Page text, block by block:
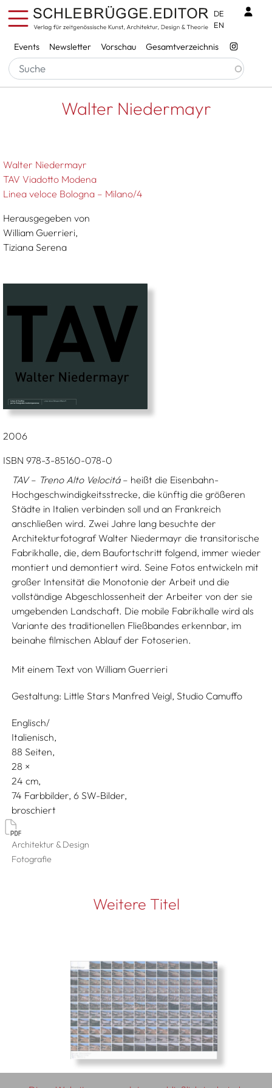
Direkt zum Inhalt
Services
Events Newsletter Vorschau Gesamtverzeichnis
DE
EN
Pfadnavigation
Startseite Walter Niedermayr
Walter Niedermayr
Walter Niedermayr
TAV Viadotto Modena
Linea veloce Bologna – Milano/4
Herausgegeben von
William Guerrieri,
Tiziana Serena
2006
ISBN 978-3-85160-078-0
TAV– Treno Alto Velocitá– heißt die Eisenbahn-
Hochgeschwindigkeitsstrecke, die künftig die größeren
Städte in Italien verbinden soll und an Frankreich
anschließen wird. Zwei Jahre lang besuchte der
Architekturfotograf Walter Niedermayr die transitorische
Fabrikhalle, die, dem Baufortschritt folgend, immer wieder
montiert und demontiert wird. Seine Fotos entwickeln mit
großer Intensität die Monotonie der Arbeit und die
vollständige Abgeschlossenheit der Arbeiter von der sie
umgebenden Landschaft. Die mobile Fabrikhalle wird als
Variante des traditionellen Fließbandes erkennbar, im
beinahe filmischen Ablauf der Fotoserien.
Mit einem Text von William Guerrieri
Gestaltung: Little Stars Manfred Veigl, Studio Camuffo
Englisch/
Italienisch
88 Seiten,
28
24
74 Farbbilder, 6 SW-Bilder
broschiert
Architektur & Design
Fotografie
Weitere Titel